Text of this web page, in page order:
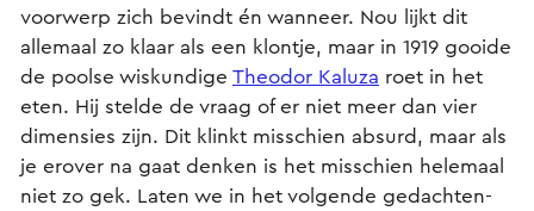
voorwerp zich bevindt én wanneer. Nou lijkt dit
allemaal zo klaar als een klontje, maar in 1919 gooide
de poolse wiskundige Theodor Kaluza roet in het
eten. Hij stelde de vraag of er niet meer dan vier
dimensies zijn. Dit klinkt misschien absurd, maar als
je erover na gaat denken is het misschien helemaal
niet zo gek. Laten we in het volgende gedachten-